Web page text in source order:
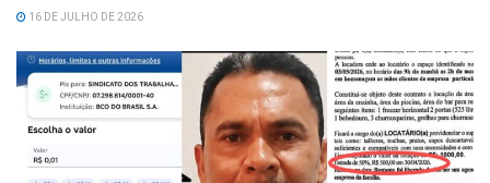
16 DE JULHO DE 2026